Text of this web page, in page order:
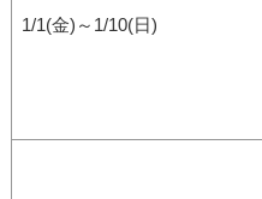
1/1(金)～1/10(日)